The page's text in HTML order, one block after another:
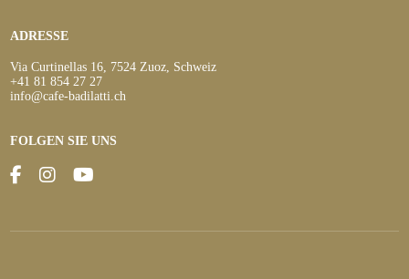
ADRESSE
Via Curtinellas 16, 7524 Zuoz, Schweiz
+41 81 854 27 27
info@cafe-badilatti.ch
FOLGEN SIE UNS